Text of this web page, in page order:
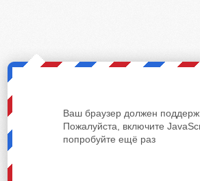
Ваш браузер должен
Пожалуйста, включите
попробуйте ещё раз